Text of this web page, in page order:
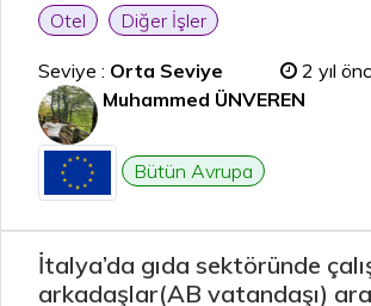
Otel
Diğer İşler
Seviye : Orta Seviye
2 yıl
Muhammed ÜNVEREN
Bütün Avrupa
İtalya’da gıda sektöründe
arkadaşlar(AB vatandaşı)